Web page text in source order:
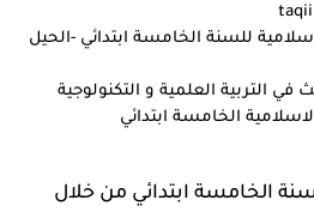
للسنة الخامسة ابتدائي -الحيل
في التربية العلمية و التكنولوجية
الخامسة ابتدائي
الخامسة ابتدائي من خلال